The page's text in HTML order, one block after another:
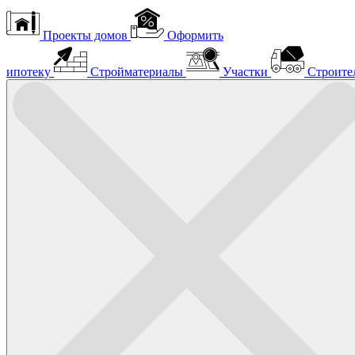
Проекты домов Оформить
ипотеку Стройматериалы Участки